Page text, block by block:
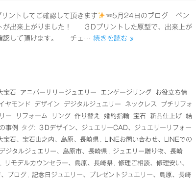
リントしてご確認して頂きます
☜5月24日のブログ ペン
が出来上がりました！ ３Dプリントした原型で、出来上が
認して頂けます。 チェ… 続きを読む »
宝石 アニバーサリージュエリー エンゲージリング
お役立ち情
ヤモンド デザイン デジタルジュエリー ネックレス
プチリフォ
ー リフォーム リング 作り替え 婚約指輪 宝石 新品仕上げ
結
事例 タグ:
３Dデザイン、ジュエリーCAD、ジュエリーリフォー
宝石、宝石山之内、島原、長崎県
LINEお問い合わせ、LINEでの
ジタルジュエリー、島原市、長崎県
ジュエリー贈り物、長崎
リモデルカウンセラー、島原、長崎県
修理ご相談、修理安い、
ブログ
記念日ジュエリー、プレゼントジュエリー、島原、長崎